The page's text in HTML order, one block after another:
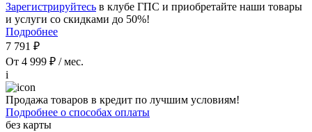
Зарегистрируйтесь в клубе ГПС и приобретайте наши товары
и услуги со скидками до 50%!
Подробнее
7 791 ₽
От 4 999 ₽ / мес.
i
Продажа товаров в кредит по лучшим условиям!
Подробнее о способах оплаты
без карты